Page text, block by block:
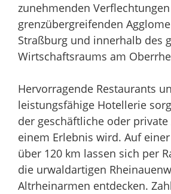
zunehmenden
grenzübergreifenden
Straßburg und innerhalb des
Wirtschaftsraums am
Hervorragende Restaurants
leistungsfähige Hotellerie
der geschäftliche oder
einem Erlebnis wird. Auf
über 120 km lassen sich per
die urwaldartigen
Altrheinarmen entdecken.